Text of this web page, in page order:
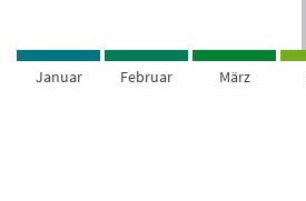
Januar Februar März